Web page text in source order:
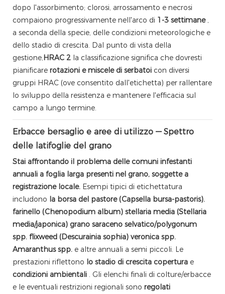
dopo l'assorbimento; clorosi, arrossamento e necrosi
compaiono progressivamente nell'arco di 1-3 settimane,
a seconda della specie, delle condizioni meteorologiche e
dello stadio di crescita. Dal punto di vista della
gestione,HRAC 2 la classificazione significa che dovresti
pianificare rotazioni e miscele di serbatoi con diversi
gruppi HRAC (ove consentito dall'etichetta) per rallentare
lo sviluppo della resistenza e mantenere l'efficacia sul
campo a lungo termine.
Erbacce bersaglio e aree di utilizzo — Spettro
delle latifoglie del grano
Stai affrontando il problema delle comuni infestanti
annuali a foglia larga presenti nel grano, soggette a
registrazione locale. Esempi tipici di etichettatura
includono la borsa del pastore (Capsella bursa-pastoris).
farinello (Chenopodium album) stellaria media (Stellaria
media/japonica) grano saraceno selvatico/polygonum
spp. flixweed (Descurainia sophia) veronica spp.
Amaranthus spp. e altre annuali a semi piccoli. Le
prestazioni riflettono lo stadio di crescita copertura e
condizioni ambientali . Gli elenchi finali di colture/erbacce
e le eventuali restrizioni regionali sono regolati